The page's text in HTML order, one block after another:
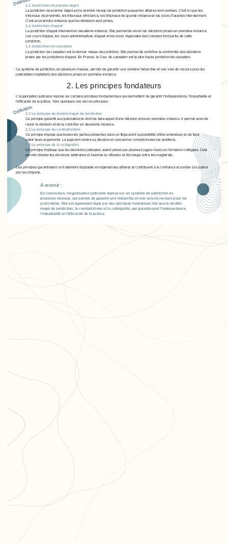
1.1 Juridiction de premier degré
La juridiction de premier degré est le premier niveau de juridiction auquel les affaires sont portées. C'est ici que les
tribunaux de proximité, les tribunaux d'instance, les tribunaux de grande instance et les cours d'assises interviennent.
C'est en première instance que les décisions sont prises.
1.2 Juridiction d'appel
La juridiction d'appel intervient en deuxième instance. Elle permet de revoir les décisions prises en première instance.
Les cours d'appel, les cours administratives d'appel et les cours régionales des comptes font partie de cette
juridiction.
1.3 Juridiction de cassation
La juridiction de cassation est le dernier niveau de juridiction. Elle permet de contrôler la conformité des décisions
prises par les juridictions d'appel. En France, la Cour de cassation est la plus haute juridiction de cassation.
Ce système de juridiction, en plusieurs niveaux, permet de garantir une certaine hiérarchie et une voie de recours pour les
justiciables insatisfaits des décisions prises en première instance.
2. Les principes fondateurs
L'organisation judiciaire repose sur certains principes fondamentaux qui permettent de garantir l'indépendance, l'impartialité et
l'efficacité de la justice. Voici quelques-uns de ces principes :
Définition2.1 Le principe du double degré de juridiction
Ce principe garantit aux justiciables le droit de faire appel d'une décision prise en première instance. Il permet ainsi de
revoir la décision et de la contrôler en deuxième instance.
2.2 Le principe du contradictoire
Ce principe impose que toutes les parties présentes dans un litige aient la possibilité d'être entendues et de faire
valoir leurs arguments. Le juge doit rendre sa décision en prenant en compte toutes les positions.
2.3 Le principe de la collégialité
Ce principe implique que les décisions judiciaires soient prises par plusieurs juges réunis en formation collégiale. Cela
permet d'éviter les décisions arbitraires et favorise la réflexion et l'échange entre les magistrats.
Ces principes garantissent un traitement équitable et impartial des affaires et contribuent à la confiance accordée à la justice
par les citoyens.
A retenir :
En conclusion, l'organisation judiciaire repose sur un système de juridiction en
plusieurs niveaux, qui permet de garantir une hiérarchie et une voie de recours pour les
justiciables. Elle est également régie par des principes fondateurs tels que le double
degré de juridiction, le contradictoire et la collégialité, qui garantissent l'indépendance,
l'impartialité et l'efficacité de la justice.